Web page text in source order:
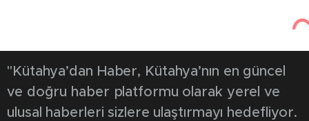
"Kütahya’dan Haber, Kütahya’nın en güncel
ve doğru haber platformu olarak yerel ve
ulusal haberleri sizlere ulaştırmayı hedefliyor.